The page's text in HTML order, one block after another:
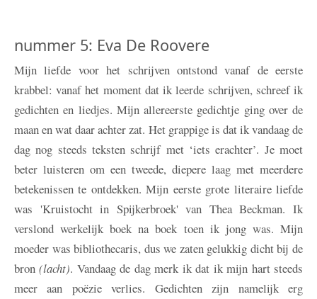
nummer 5: Eva De Roovere
Mijn liefde voor het schrijven ontstond vanaf de eerste
krabbel: vanaf het moment dat ik leerde schrijven, schreef ik
gedichten en liedjes. Mijn allereerste gedichtje ging over de
maan en wat daar achter zat. Het grappige is dat ik vandaag de
dag nog steeds teksten schrijf met ‘iets erachter’. Je moet
beter luisteren om een tweede, diepere laag met meerdere
betekenissen te ontdekken. Mijn eerste grote literaire liefde
was 'Kruistocht in Spijkerbroek' van Thea Beckman. Ik
verslond werkelijk boek na boek toen ik jong was. Mijn
moeder was bibliothecaris, dus we zaten gelukkig dicht bij de
bron(lacht). Vandaag de dag merk ik dat ik mijn hart steeds
meer aan poëzie verlies. Gedichten zijn namelijk erg